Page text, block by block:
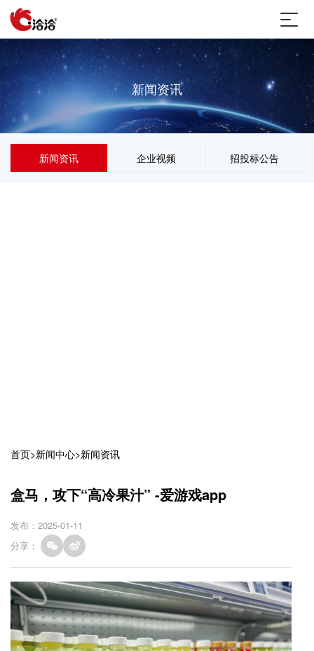
新闻资讯
新闻资讯 企业视频 招投标公告
首页>新闻中心>新闻资讯
盒马，攻下“高冷果汁” -爱游戏app
发布：2025-01-11
分享：